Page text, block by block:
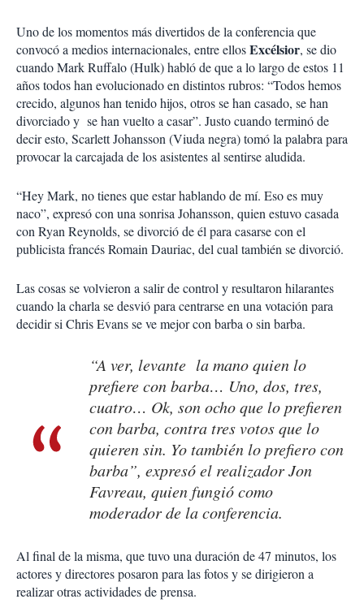
Uno de los momentos más divertidos de la conferencia que
convocó a medios internacionales, entre ellosExcélsior, se dio
cuando Mark Ruffalo (Hulk) habló de que a lo largo de estos 11
años todos han evolucionado en distintos rubros: “Todos hemos
crecido, algunos han tenido hijos, otros se han casado, se han
divorciado y se han vuelto a casar”. Justo cuando terminó de
decir esto, Scarlett Johansson (Viuda negra) tomó la palabra para
provocar la carcajada de los asistentes al sentirse aludida.
“Hey Mark, no tienes que estar hablando de mí. Eso es muy
naco”, expresó con una sonrisa Johansson, quien estuvo casada
con Ryan Reynolds, se divorció de él para casarse con el
publicista francés Romain Dauriac, del cual también se divorció.
Las cosas se volvieron a salir de control y resultaron hilarantes
cuando la charla se desvió para centrarse en una votación para
decidir si Chris Evans se ve mejor con barba o sin barba.
“A ver, levante la mano quien lo
prefiere con barba… Uno, dos, tres,
cuatro… Ok, son ocho que lo prefieren
con barba, contra tres votos que lo
quieren sin. Yo también lo prefiero con
barba”, expresó el realizador Jon
Favreau, quien fungió como
moderador de la conferencia.
Al final de la misma, que tuvo una duración de 47 minutos, los
actores y directores posaron para las fotos y se dirigieron a
realizar otras actividades de prensa.